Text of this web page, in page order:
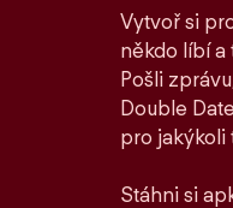
Vytvoř si
někdo líbí a
Pošli
Double
pro jakýkoli
Stáhni si